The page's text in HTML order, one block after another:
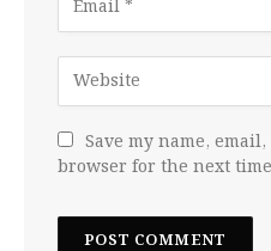
Save my name,
browser for the next